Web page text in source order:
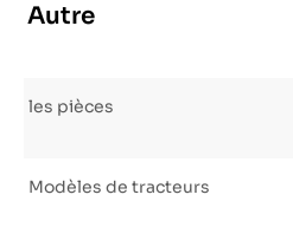
Autre
les pièces
Modèles de tracteurs